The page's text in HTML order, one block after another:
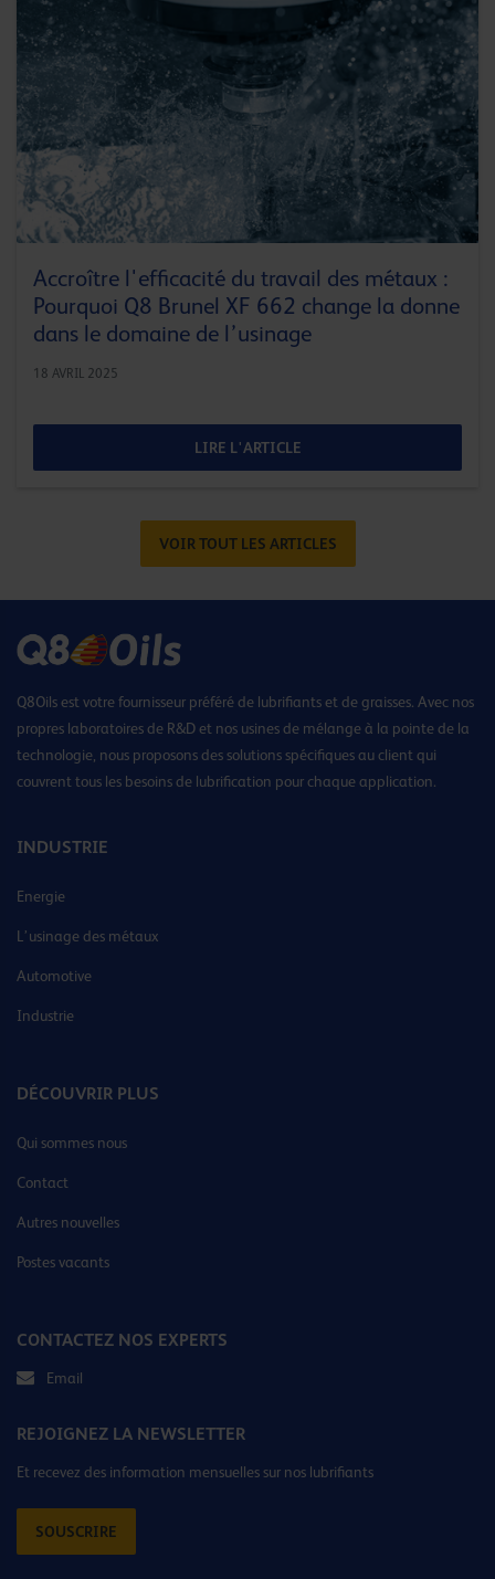
Accroître l'efficacité du travail des métaux :
Pourquoi Q8 Brunel XF 662 change la donne
dans le domaine de l’usinage
18 AVRIL 2025
LIRE L'ARTICLE
VOIR TOUT LES ARTICLES
Q8Oils est votre fournisseur préféré de lubrifiants et de graisses. Avec nos
propres laboratoires de R&D et nos usines de mélange à la pointe de la
technologie, nous proposons des solutions spécifiques au client qui
couvrent tous les besoins de lubrification pour chaque application.
INDUSTRIE
Energie
L’usinage des métaux
Automotive
Industrie
DÉCOUVRIR PLUS
Qui sommes nous
Contact
Autres nouvelles
Postes vacants
CONTACTEZ NOS EXPERTS
Email
REJOIGNEZ LA NEWSLETTER
Et recevez des information mensuelles sur nos lubrifiants
SOUSCRIRE